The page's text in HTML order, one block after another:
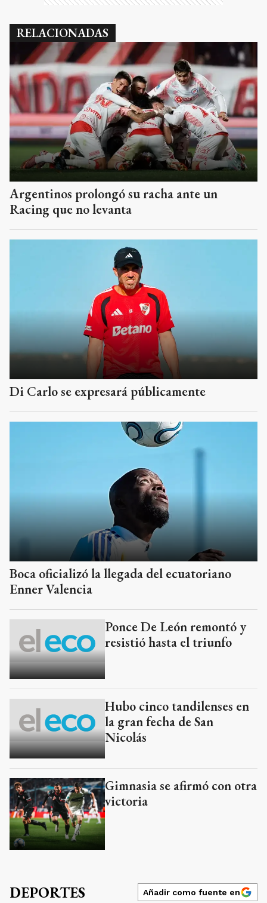
RELACIONADAS
Argentinos prolongó su racha ante un
Racing que no levanta
Di Carlo se expresará públicamente
Boca oficializó la llegada del ecuatoriano
Enner Valencia
Ponce De León remontó y
resistió hasta el triunfo
Hubo cinco tandilenses en
la gran fecha de San
Nicolás
Gimnasia se afirmó con otra
victoria
DEPORTES Añadir como fuente en